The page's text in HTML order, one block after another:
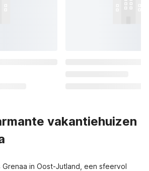
vakantiehuizen
in Oost-Jutland, een sfeervol